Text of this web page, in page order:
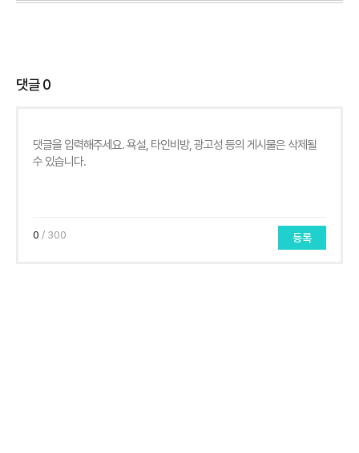
댓글0
0 / 300 등록